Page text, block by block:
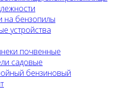
на бензопилы
устройства
почвенные
садовые
бензиновый